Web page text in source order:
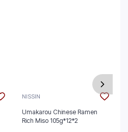
NISSIN
Umakarou Chinese Ramen
Rich Miso 105g*12*2